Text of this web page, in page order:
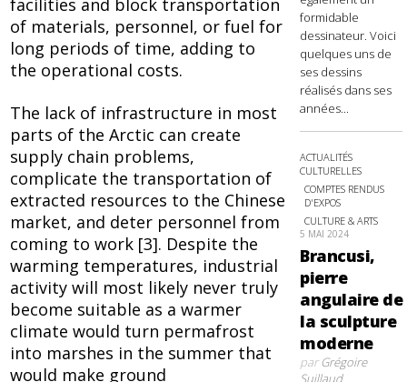
facilities and block transportation
of materials, personnel, or fuel for
long periods of time, adding to
the operational costs.
The lack of infrastructure in most
parts of the Arctic can create
supply chain problems,
complicate the transportation of
extracted resources to the Chinese
market, and deter personnel from
coming to work [3]. Despite the
warming temperatures, industrial
activity will most likely never truly
become suitable as a warmer
climate would turn permafrost
into marshes in the summer that
would make ground
formidable
dessinateur. Voici
quelques uns de
ses dessins
réalisés dans ses
années...
ACTUALITÉS
CULTURELLES
COMPTES RENDUS
D'EXPOS
CULTURE & ARTS
5 MAI 2024
Brancusi,
pierre
angulaire de
la sculpture
moderne
parGrégoire
Suillaud